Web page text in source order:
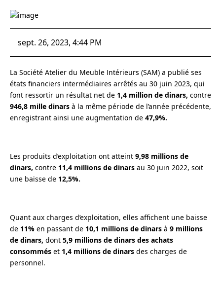
sept. 26, 2023, 4:44 PM
La Société Atelier du Meuble Intérieurs (SAM) a publié ses
états financiers intermédiaires arrêtés au 30 juin 2023, qui
font ressortir un résultat net de 1,4 million de dinars, contre
946,8 mille dinars à la même période de l’année précédente,
enregistrant ainsi une augmentation de 47,9%.
Les produits d’exploitation ont atteint 9,98 millions de
dinars, contre 11,4 millions de dinars au 30 juin 2022, soit
une baisse de 12,5%.
Quant aux charges d’exploitation, elles affichent une baisse
de 11% en passant de 10,1 millions de dinars à 9 millions
de dinars, dont 5,9 millions de dinars des achats
consommés et 1,4 millions de dinars des charges de
personnel.